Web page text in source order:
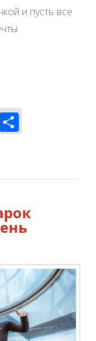
и пусть все
Pinterest